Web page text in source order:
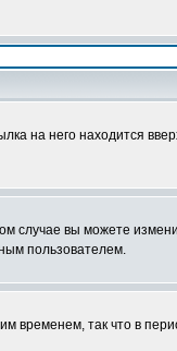
на него находится
случае вы можете
пользователем.
временем, так что в